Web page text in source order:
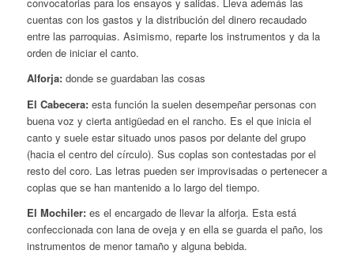
convocatorias para los ensayos y salidas. Lleva además las
cuentas con los gastos y la distribución del dinero recaudado
entre las parroquias. Asimismo, reparte los instrumentos y da la
orden de iniciar el canto.
Alforja:donde se guardaban las cosas
El Cabecera:esta función la suelen desempeñar personas con
buena voz y cierta antigüedad en el rancho. Es el que inicia el
canto y suele estar situado unos pasos por delante del grupo
(hacia el centro del círculo). Sus coplas son contestadas por el
resto del coro. Las letras pueden ser improvisadas o pertenecer a
coplas que se han mantenido a lo largo del tiempo.
El Mochiler:es el encargado de llevar la alforja. Esta está
confeccionada con lana de oveja y en ella se guarda el paño, los
instrumentos de menor tamaño y alguna bebida.